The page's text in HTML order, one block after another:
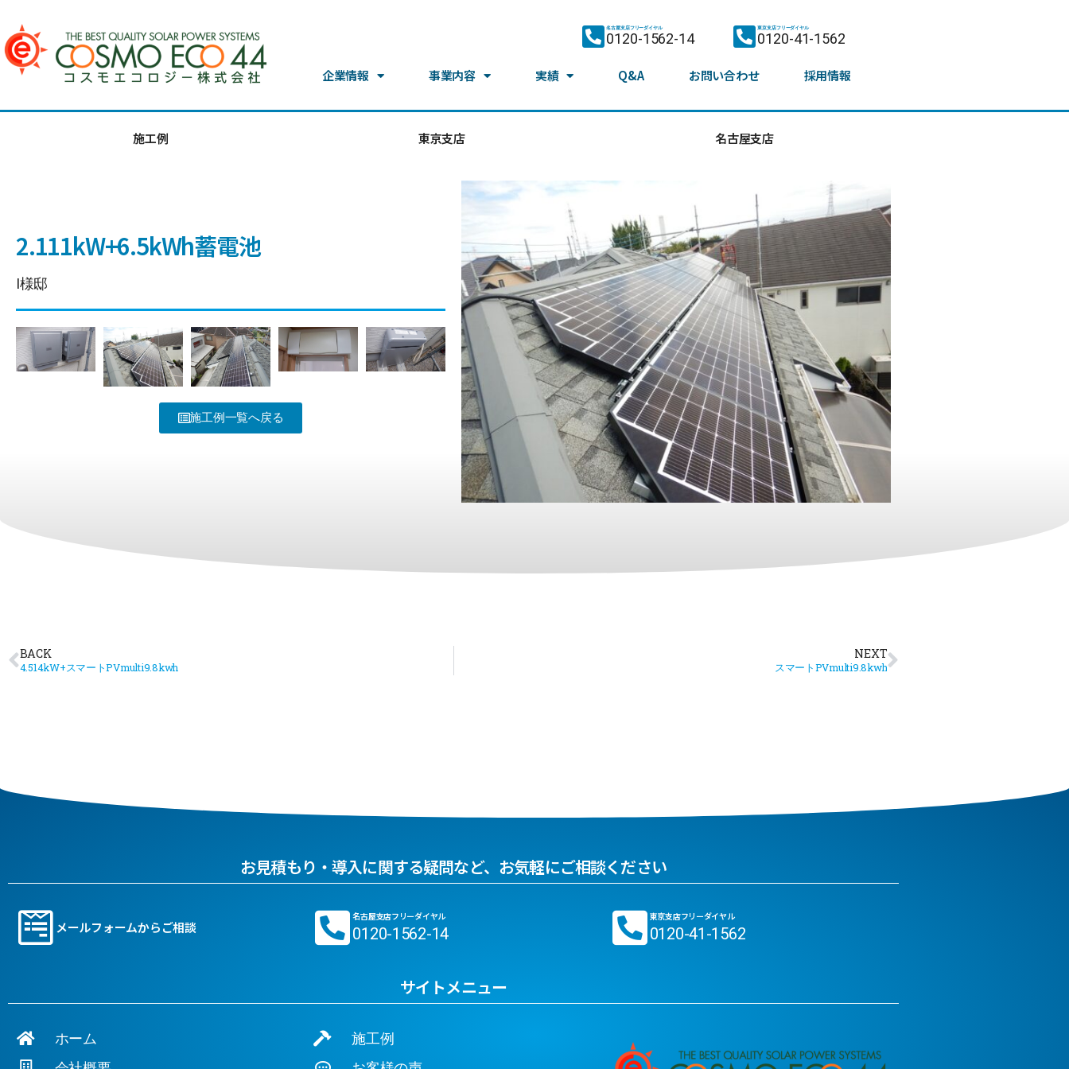
名古屋支店フリーダイヤル
0120-1562-14
東京支店フリーダイヤル
0120-41-1562
企業情報 事業内容 実績 Q&A お問い合わせ 採用情報
施工例 東京支店 名古屋支店
2.111kW+6.5kWh蓄電池
I様邸
施工例一覧へ戻る
BACK
4.514kW+スマートPVmulti9.8kwh
NEXT
スマートPVmulti9.8kwh
お見積もり・導入に関する疑問など、お気軽にご相談ください
メールフォームからご相談
名古屋支店フリーダイヤル
0120-1562-14
東京支店フリーダイヤル
0120-41-1562
サイトメニュー
ホーム
施工例